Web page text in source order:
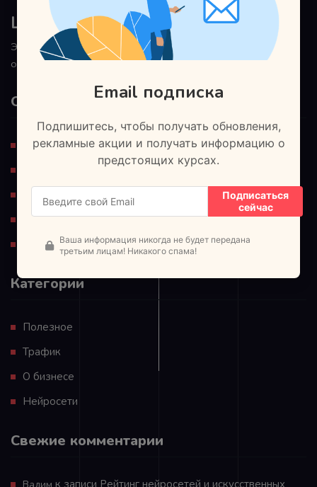
Land Lead
Этому не обучают в школах и институтах. Наш подход к
обучению основан на практической направленности.
Ознакомьтесь
Регистрация
Для партнеров
Обучающие материалы
Политика конфиденциальности
Категории
Полезное
Трафик
О бизнесе
Нейросети
Свежие комментарии
к записи Рейтинг нейросетей и искусственных
Email подписка
Подпишитесь, чтобы получать обновления,
рекламные акции и получать информацию о
предстоящих курсах.
Подписаться
сейчас
Ваша информация никогда не будет передана
третьим лицам! Никакого спама!